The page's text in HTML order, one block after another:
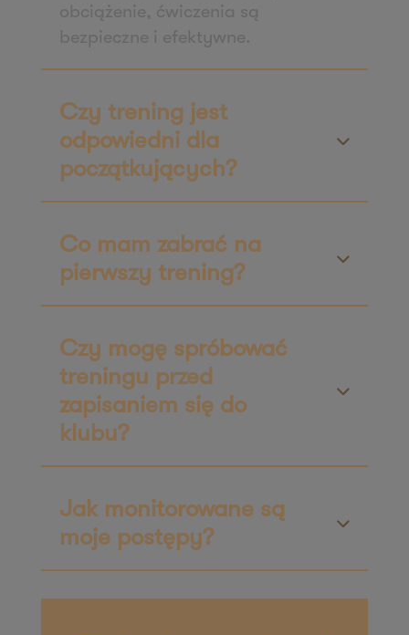
36 MINUT Września
ul. Daszyńskiego 2b/49
62-300 Września
36 MINUT Wyżyny
ul. Magnuszewska 3 lok. 5
85-861 Bydgoszcz
Zapisz mnie
36 MINUT Zaodrze
ul. Niemodlińska 21
36 MINUT Zielona Góra
ul. Rzeźniczaka 3A
65-119 Zielona Góra
88-400 Żnin
36 MINUT Żory
ul. Wolontariuszy 17/u6
obciążenie, ćwiczenia są
bezpieczne i efektywne.
Czy trening jest
odpowiedni dla
początkujących?
Co mam zabrać na
pierwszy trening?
Czy mogę spróbować
treningu przed
zapisaniem się do
klubu?
Jak monitorowane są
moje postępy?